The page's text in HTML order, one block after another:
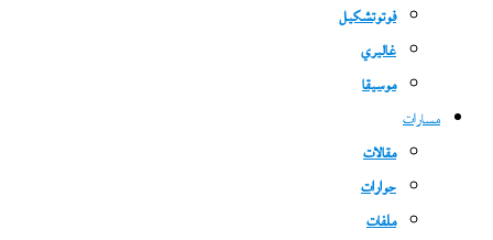
فوتوتشكيل
غاليري
موسيقا
مسارات
مقالات
حوارات
ملفات